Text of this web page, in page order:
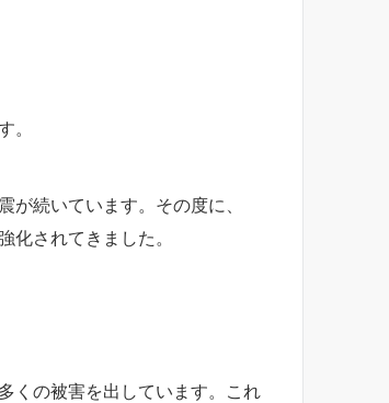
。
続いています。その度に、
化されてきました。
くの被害を出しています。これ